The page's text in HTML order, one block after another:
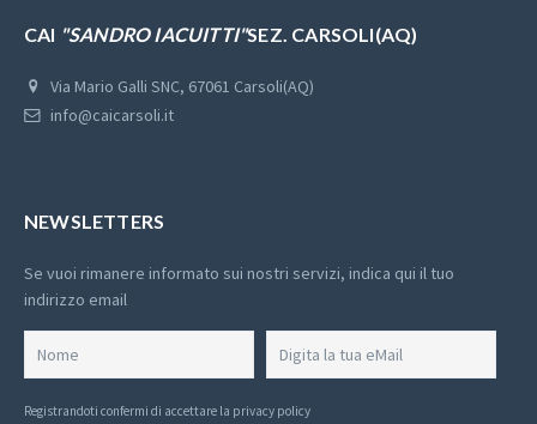
CAI "SANDRO IACUITTI"SEZ. CARSOLI(AQ)
Via Mario Galli SNC, 67061 Carsoli(AQ)
info@caicarsoli.it
NEWSLETTERS
Se vuoi rimanere informato sui nostri servizi, indica qui il tuo
indirizzo email
Registrandoti confermi di accettare la privacy policy